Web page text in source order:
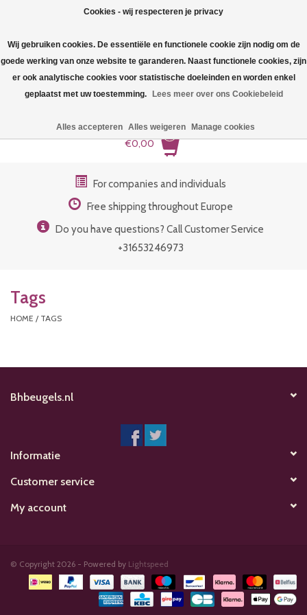
€0,00
0
Bra underwire basic
Bra underwire high
Bra- Repair / Replacement
For companies and individuals
Free shipping throughout Europe
Do you have questions? Call Customer Service
+31653246973
Tags
HOME / TAGS
Bhbeugels.nl
Informatie
Customer service
My account
© Copyright 2026 - Powered by Lightspeed
Cookies - wij respecteren je privacy
Wij gebruiken cookies. De essentiële en functionele cookie zijn nodig om de
goede werking van onze website te garanderen. Naast functionele cookies, zijn
er ook analytische cookies voor statistische doeleinden en worden enkel
geplaatst met uw toestemming.
Lees meer over ons Cookiebeleid
Alles accepteren Alles weigeren Manage cookies